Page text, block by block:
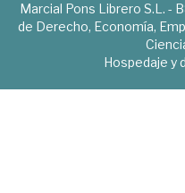
Marcial Pons Librero S.L. -
de Derecho, Economía,
Hospedaje y